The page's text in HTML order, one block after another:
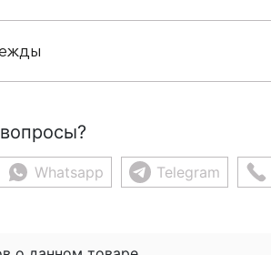
Whatsapp Telegram